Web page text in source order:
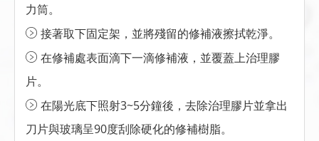
力筒。
接著取下固定架，並將殘留的修補液擦拭乾淨。
在修補處表面滴下一滴修補液，並覆蓋上治理膠
片。
在陽光底下照射3~5分鐘後，去除治理膠片並拿出
刀片與玻璃呈90度刮除硬化的修補樹脂。